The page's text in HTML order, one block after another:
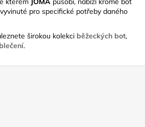
pro specifické potřeby daného
širokou kolekci běžeckých bot,
.